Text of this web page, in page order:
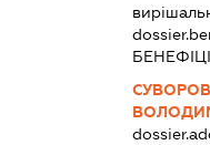
СУВОРОВ